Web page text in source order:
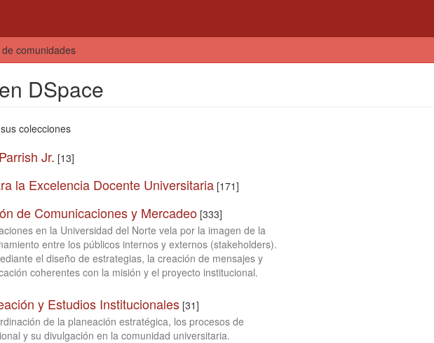
de comunidades
DSpace
colecciones
Jr. [13]
la Excelencia Docente Universitaria[171]
de Comunicaciones y Mercadeo[333]
en la Universidad del Norte vela por la imagen de la
entre los públicos internos y externos (stakeholders).
el diseño de estrategias, la creación de mensajes y
coherentes con la misión y el proyecto institucional.
y Estudios Institucionales[31]
de la planeación estratégica, los procesos de
y su divulgación en la comunidad universitaria.